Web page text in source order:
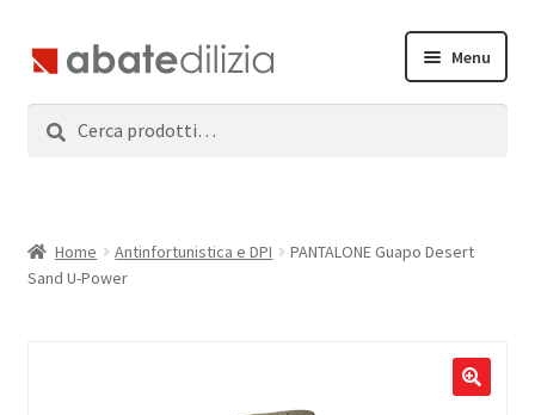
Vai
alla
navigazione
Vai
al
contenuto
Menu
child
ServiziHome Antinfortunistica e DPI
PANTALONE Guapo Desert
Sand U-Power